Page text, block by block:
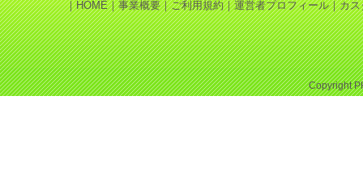
｜HOME｜事業概要｜ご利用規約｜運営者プロフィール｜カス
Copyright